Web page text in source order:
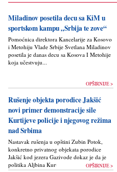
Miladinov posetila decu sa KiM u
sportskom kampu „Srbija te zove“
Pomoćnica direktora Kancelarije za Kosovo
i Metohiju Vlade Srbije Svetlana Miladinov
posetila je danas decu sa Kosova I Metohije
koja učestvuju...
OPŠIRNIJE >
Rušenje objekta porodice Jakšić
novi primer demonstracije sile
Kurtijeve policije i njegovog režima
nad Srbima
Nastavak rušenja u opštini Zubin Potok,
konkretno privatnog objekata porodice
Jakšić kod jezera Gazivode dokaz je da je
politika Alјbina Kurtija...
OPŠIRNIJE >